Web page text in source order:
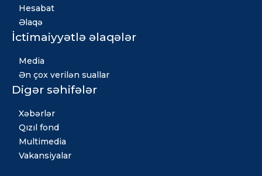
Hesabat
Əlaqə
İctimaiyyətlə əlaqələr
Media
Ən çox verilən suallar
Digər səhifələr
Xəbərlər
Qızıl fond
Multimedia
Vakansiyalar